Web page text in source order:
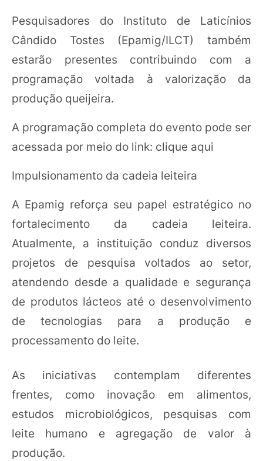
Pesquisadores do Instituto de Laticínios
Cândido Tostes (Epamig/ILCT) também
estarão presentes contribuindo com a
programação voltada à valorização da
produção queijeira.
A programação completa do evento pode ser
acessada por meio do link: clique aqui
Impulsionamento da cadeia leiteira
A Epamig reforça seu papel estratégico no
fortalecimento da cadeia leiteira.
Atualmente, a instituição conduz diversos
projetos de pesquisa voltados ao setor,
atendendo desde a qualidade e segurança
de produtos lácteos até o desenvolvimento
de tecnologias para a produção e
processamento do leite.
As iniciativas contemplam diferentes
frentes, como inovação em alimentos,
estudos microbiológicos, pesquisas com
leite humano e agregação de valor à
produção.